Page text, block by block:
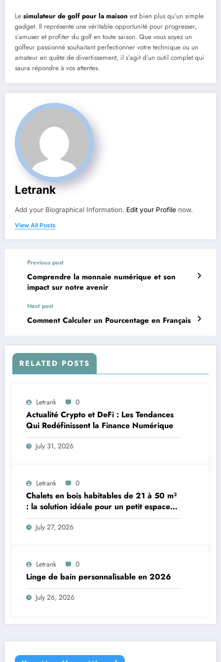
Le simulateur de golf pour la maison est bien plus qu’un simple
gadget. Il représente une véritable opportunité pour progresser,
s’amuser et profiter du golf en toute saison. Que vous soyez un
golfeur passionné souhaitant perfectionner votre technique ou un
amateur en quête de divertissement, il s’agit d’un outil complet qui
saura répondre à vos attentes.
Letrank
Add your Biographical Information. Edit your Profile now.
View All Posts
Previous post
Comprendre la monnaie numérique et son
impact sur notre avenir
Next post
Comment Calculer un Pourcentage en Français
RELATED POSTS
Letrank 0
Actualité Crypto et DeFi : Les Tendances
Qui Redéfinissent la Finance Numérique
July 31, 2026
Letrank 0
Chalets en bois habitables de 21 à 50 m²
: la solution idéale pour un petit espace
de vie
July 27, 2026
Letrank 0
Linge de bain personnalisable en 2026
July 26, 2026